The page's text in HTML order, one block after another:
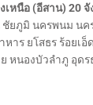
เหนือ (อีสาน) 20
ยภูมิ นครพนม นค
าร ยโสธร ร้อยเอ็
หนองบัวลำภู อุด